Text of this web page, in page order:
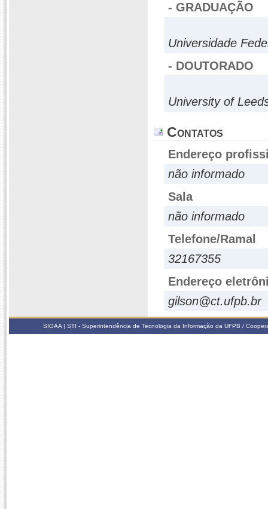
- GRADUAÇÃO
Universidade
- DOUTORADO
University of
Contatos
Endereço
não informado
Sala
não informado
Telefone/Ramal
32167355
Endereço
gilson@ct.ufpb.br
SIGAA | STI - Superintendência de Tecnologia da Informação da UFPB /